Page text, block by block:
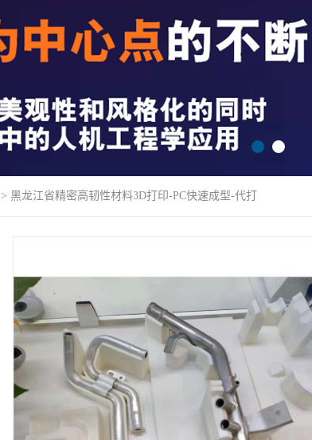
> 黑龙江省精密高韧性材料3D打印-PC快速成型-代打